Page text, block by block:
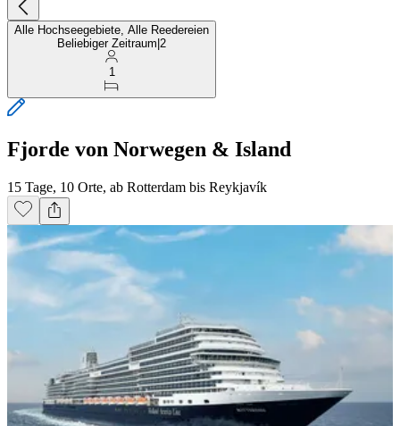
Alle Hochseegebiete, Alle Reedereien
Beliebiger Zeitraum 2
1
Fjorde von Norwegen & Island
15 Tage, 10 Orte, ab Rotterdam bis Reykjavík